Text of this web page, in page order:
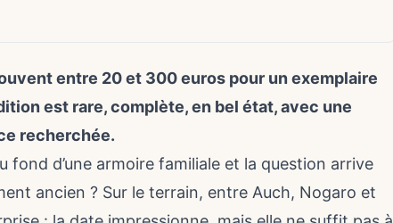
entre 20 et 300 euros pour un exemplaire
est rare, complète, en bel état, avec une
recherchée.
fond d’une armoire familiale et la question arrive
ancien ? Sur le terrain, entre Auch, Nogaro et